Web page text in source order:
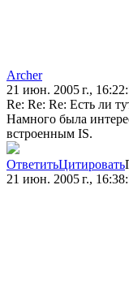
Archer
21 июн. 2005 г.,
Re: Re: Re: Есть ли
Намного была
встроенным IS.
ОтветитьЦитировать
21 июн. 2005 г.,